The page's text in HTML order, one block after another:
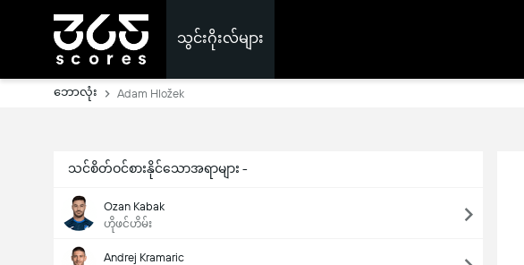
သွင်းဂိုးလ်များ
ဘောလုံး Adam Hložek
သင်စိတ်ဝင်စားနိုင်သောအရာများ -
Ozan Kabak
ဟိုဖင်ဟိမ်း
Andrej Kramaric